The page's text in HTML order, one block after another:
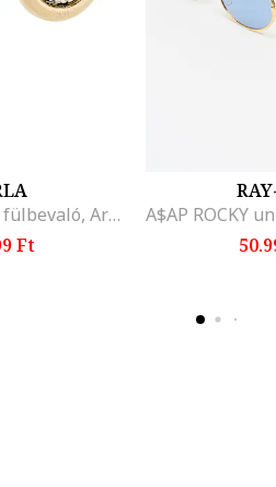
Kristályos kerek fülbevaló, Aranyszín
Ft